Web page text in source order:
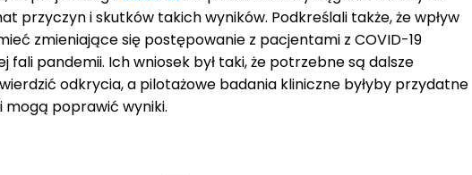
przyczyn i skutków takich wyników. Podkreślali także, że wpływ
zmieniające się postępowanie z pacjentami z COVID-19
fali pandemii. Ich wniosek był taki, że potrzebne są dalsze
odkrycia, a pilotażowe badania kliniczne byłyby przydatne
mogą poprawić wyniki.